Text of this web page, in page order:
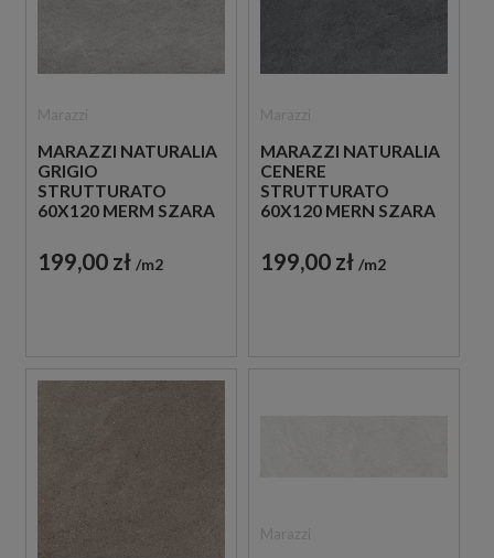
MARAZZI NATURALIA
GRIGIO
STRUTTURATO
60X120 MERM SZARA
STRUKTULARNA
IMITUJĄCA KAMIEŃ
199,00 zł m2
MARAZZI NATURALIA
CENERE
STRUTTURATO
60X120 MERN SZARA
STRUKTULARNA
IMITUJĄCA KAMIEŃ
199,00 zł m2